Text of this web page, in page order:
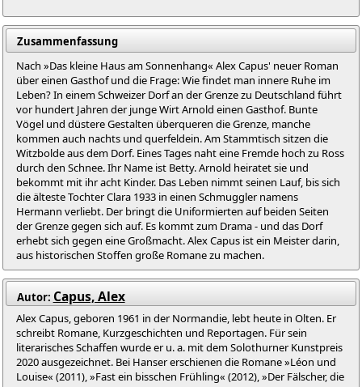
Zusammenfassung
Nach »Das kleine Haus am Sonnenhang« Alex Capus' neuer Roman
über einen Gasthof und die Frage: Wie findet man innere Ruhe im
Leben? In einem Schweizer Dorf an der Grenze zu Deutschland führt
vor hundert Jahren der junge Wirt Arnold einen Gasthof. Bunte
Vögel und düstere Gestalten überqueren die Grenze, manche
kommen auch nachts und querfeldein. Am Stammtisch sitzen die
Witzbolde aus dem Dorf. Eines Tages naht eine Fremde hoch zu Ross
durch den Schnee. Ihr Name ist Betty. Arnold heiratet sie und
bekommt mit ihr acht Kinder. Das Leben nimmt seinen Lauf, bis sich
die älteste Tochter Clara 1933 in einen Schmuggler namens
Hermann verliebt. Der bringt die Uniformierten auf beiden Seiten
der Grenze gegen sich auf. Es kommt zum Drama - und das Dorf
erhebt sich gegen eine Großmacht. Alex Capus ist ein Meister darin,
aus historischen Stoffen große Romane zu machen.
Autor: Capus, Alex
Alex Capus, geboren 1961 in der Normandie, lebt heute in Olten. Er
schreibt Romane, Kurzgeschichten und Reportagen. Für sein
literarisches Schaffen wurde er u. a. mit dem Solothurner Kunstpreis
2020 ausgezeichnet. Bei Hanser erschienen die Romane »Léon und
Louise« (2011), »Fast ein bisschen Frühling« (2012), »Der Fälscher, die